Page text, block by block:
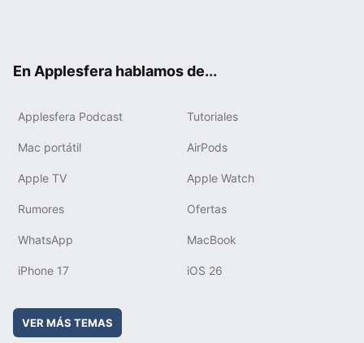
En Applesfera hablamos de...
Applesfera Podcast Tutoriales
Mac portátil AirPods
Apple TV Apple Watch
Rumores Ofertas
WhatsApp MacBook
iPhone 17 iOS 26
VER MÁS TEMAS